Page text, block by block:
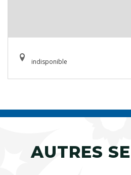
indisponible
AUTRES